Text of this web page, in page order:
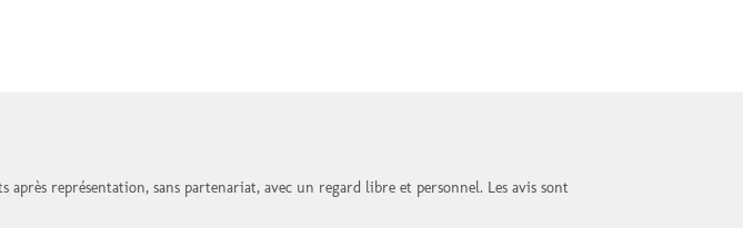
représentation, sans partenariat, avec un regard libre et personnel. Les avis sont